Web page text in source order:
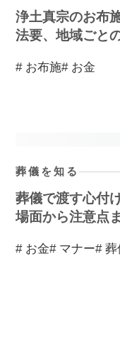
浄土真宗のお布
法要、地域ごと
# お布施# お金
葬儀を知る
葬儀で渡す心付
場面から注意点
# お金# マナー# 葬